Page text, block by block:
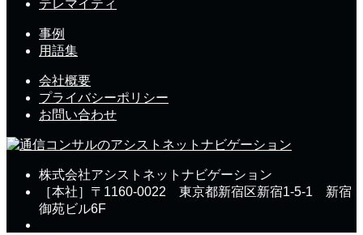
テレマイティ
事例
用語集
会社概要
プライバシーポリシー
お問い合わせ
株式会社アシストネットナビゲーション
［本社］〒1160-0022 東京都新宿区新宿1-5-1 新宿
御苑ビル6F